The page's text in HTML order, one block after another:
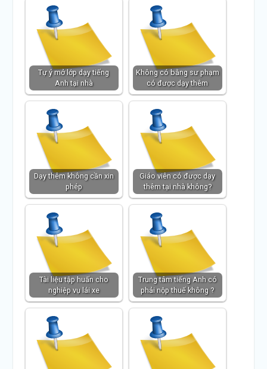
Tự ý mở lớp dạy tiếng
Anh tại nhà
Không có bằng sư phạm
có được dạy thêm
Dạy thêm không cần xin
phép
Giáo viên có được dạy
thêm tại nhà không?
Tài liệu tập huấn cho
nghiệp vụ lái xe
Trung tâm tiếng Anh có
phải nộp thuế không ?